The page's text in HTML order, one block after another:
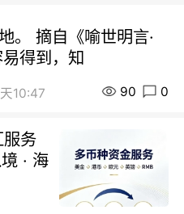
。 摘自《喻世明言·
得到，知
10:47 90 0
务
· 海